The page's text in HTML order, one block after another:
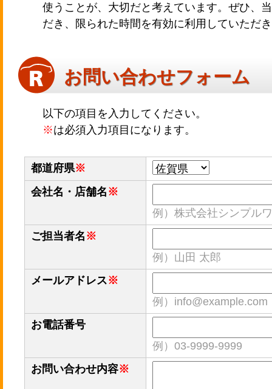
使うことが、大切だと考えています。ぜひ、
だき、限られた時間を有効に利用していただ
お問い合わせフォーム
以下の項目を入力してください。
※は必須入力項目になります。
都道府県※
会社名・店舗名 ※
例）株式会社シンプル
ご担当者名 ※
例）山田 太郎
メールアドレス※
例）info@example.com
お電話番号
例）03-9999-9999
お問い合わせ内容※